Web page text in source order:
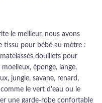
le meilleur, nous avons
tissu pour bébé au mètre :
douillets pour
éponge, lange,
jungle, savane, renard,
le vert d'eau ou le
une garde-robe confortable